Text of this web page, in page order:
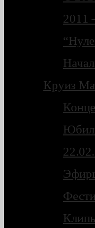
2011
Круиз